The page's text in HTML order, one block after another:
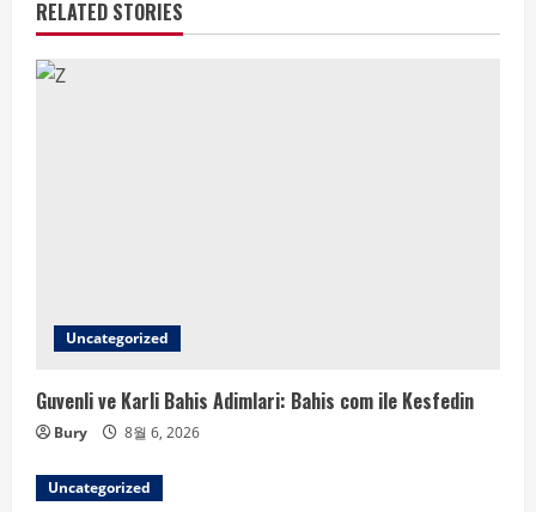
RELATED STORIES
Uncategorized
Guvenli ve Karli Bahis Adimlari: Bahis com ile Kesfedin
Bury 8월 6, 2026
Uncategorized